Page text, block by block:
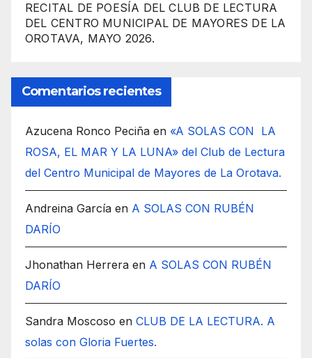
RECITAL DE POESÍA DEL CLUB DE LECTURA
DEL CENTRO MUNICIPAL DE MAYORES DE LA
OROTAVA, MAYO 2026.
Comentarios recientes
Azucena Ronco Peciña en «A SOLAS CON LA
ROSA, EL MAR Y LA LUNA» del Club de Lectura
del Centro Municipal de Mayores de La Orotava.
Andreina García en A SOLAS CON RUBÉN
DARÍO
Jhonathan Herrera en A SOLAS CON RUBÉN
DARÍO
Sandra Moscoso en CLUB DE LA LECTURA. A
solas con Gloria Fuertes.